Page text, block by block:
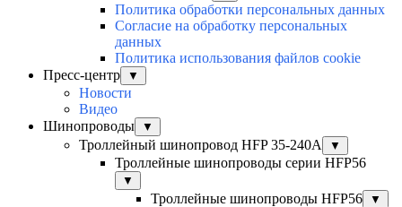
Политика обработки персональных данных
Согласие на обработку персональных
данных
Политика использования файлов cookie
Пресс-центр
▼
Новости
Видео
Шинопроводы
▼
Троллейный шинопровод HFP 35-240А ▼
Троллейные шинопроводы серии HFP56
▼
Троллейные шинопроводы HFP56 ▼